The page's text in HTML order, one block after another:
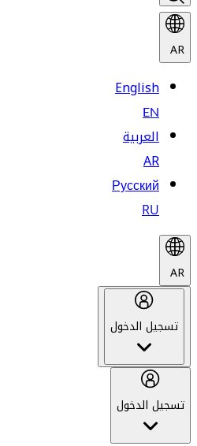
AR
English
EN
العربية
AR
Русский
RU
AR
تسجيل الدخول
تسجيل الدخول